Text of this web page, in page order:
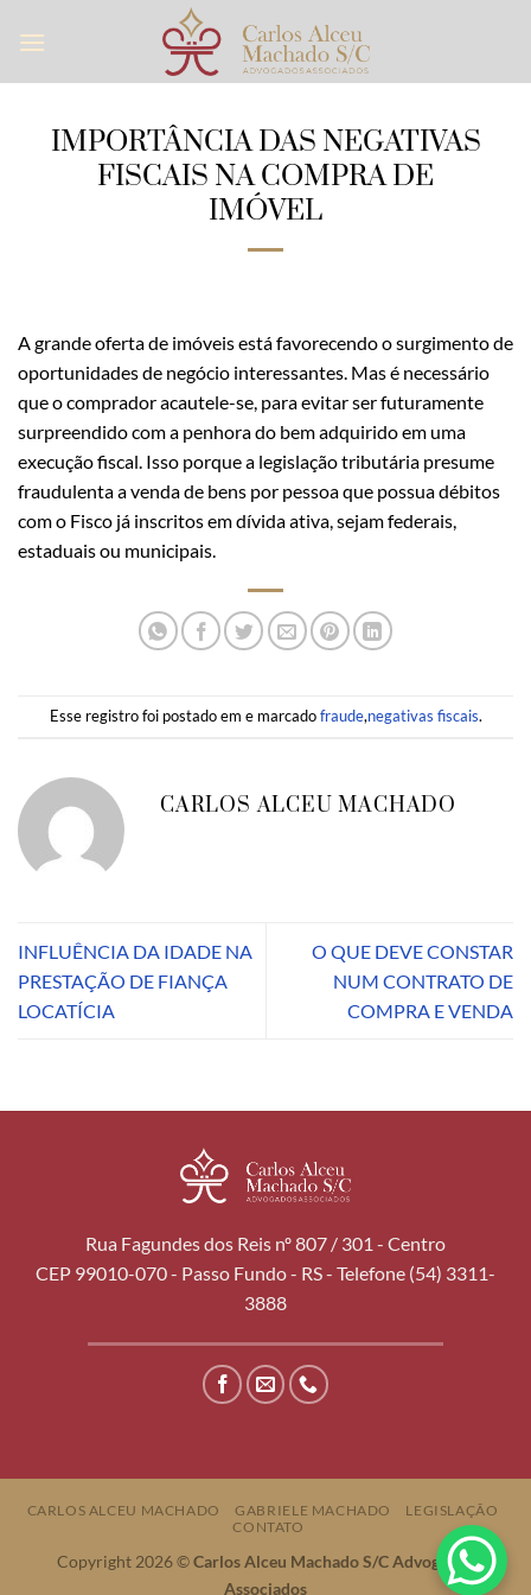
IMPORTÂNCIA DAS NEGATIVAS
FISCAIS NA COMPRA DE
IMÓVEL
A grande oferta de imóveis está favorecendo o surgimento de
oportunidades de negócio interessantes. Mas é necessário
que o comprador acautele-se, para evitar ser futuramente
surpreendido com a penhora do bem adquirido em uma
execução fiscal. Isso porque a legislação tributária presume
fraudulenta a venda de bens por pessoa que possua débitos
com o Fisco já inscritos em dívida ativa, sejam federais,
estaduais ou municipais.
Esse registro foi postado em e marcadofraude,negativas fiscais.
CARLOS ALCEU MACHADO
INFLUÊNCIA DA IDADE NA
PRESTAÇÃO DE FIANÇA
LOCATÍCIA
O QUE DEVE CONSTAR
NUM CONTRATO DE
COMPRA E VENDA
Rua Fagundes dos Reis nº 807 / 301 - Centro
CEP 99010-070 - Passo Fundo - RS - Telefone (54) 3311-
3888
CARLOS ALCEU MACHADO GABRIELE MACHADO
LEGISLAÇÃO
CONTATO
Copyright 2026 ©Carlos Alceu Machado S/C Advogados
Associados